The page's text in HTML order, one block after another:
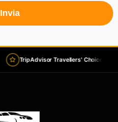
Invia
TripAdvisor Travellers' Choice 2026